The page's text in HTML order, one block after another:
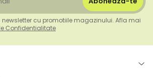
cu promotiile magazinului. Afla mai
Confidentialitate